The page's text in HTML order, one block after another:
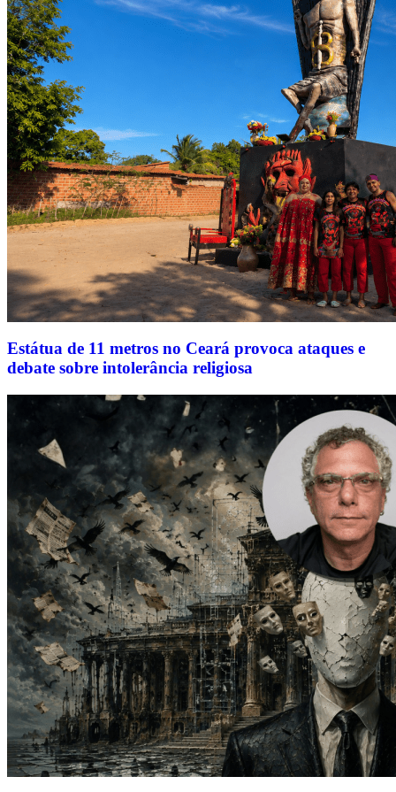
Estátua de 11 metros no Ceará provoca ataques e
debate sobre intolerância religiosa